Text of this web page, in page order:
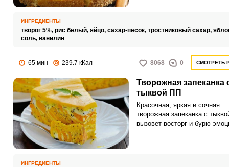
откроют для вас новый вкус
ИНГРЕДИЕНТЫ
творог 5%, рис белый, яйцо, сахар-песок, тростниковый сахар,
соль, ванилин
65 мин 239.7 кКал 8068 0 СМОТРЕТЬ
Творожная запеканка
тыквой ПП
Красочная, яркая и сочная
творожная запеканка с
вызовет восторг и бурю
ИНГРЕДИЕНТЫ